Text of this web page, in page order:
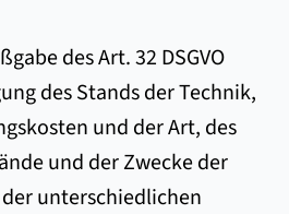
des Art. 32 DSGVO
des Stands der Technik,
und der Art, des
und der Zwecke der
unterschiedlichen